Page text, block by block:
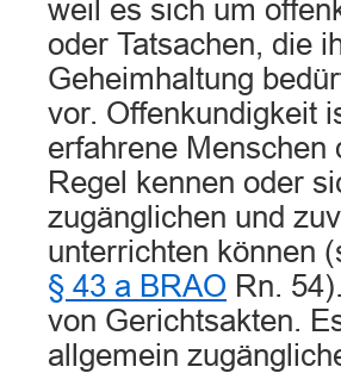
weil es sich um
oder Tatsachen, die
Geheimhaltung
vor. Offenkundigkeit
erfahrene Menschen
Regel kennen oder
zugänglichen und
unterrichten können
§ 43 a BRAO Rn.
von Gerichtsakten.
allgemein